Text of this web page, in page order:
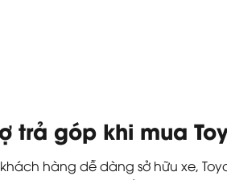
trả góp khi mua
hàng dễ dàng sở hữu xe,